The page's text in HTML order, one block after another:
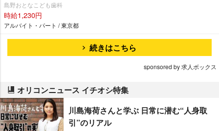
島野おとなこども歯科
時給1,230円
アルバイト・パート / 東京都
続きはこちら
sponsored by 求人ボックス
オリコンニュース イチオシ特集
川島海荷さんと学ぶ 日常に潜む“人身取
引”のリアル